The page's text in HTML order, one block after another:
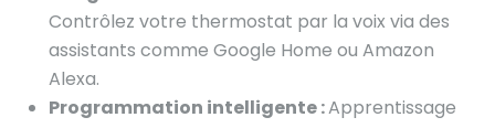
Contrôlez votre thermostat par la voix via des
assistants comme Google Home ou Amazon
Alexa.
Programmation intelligente :Apprentissage